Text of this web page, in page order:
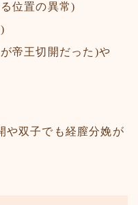
位置の異常)
帝王切開だった)や
や双子でも経膣分娩が